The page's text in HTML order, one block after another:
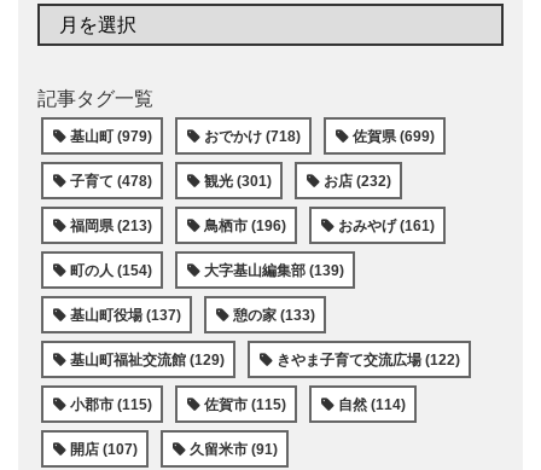
記事タグ一覧
基山町 (979) おでかけ (718) 佐賀県 (699)
子育て (478) 観光 (301) お店 (232)
福岡県 (213) 鳥栖市 (196) おみやげ (161)
町の人 (154) 大字基山編集部 (139)
基山町役場 (137) 憩の家 (133)
基山町福祉交流館 (129) きやま子育て交流広場 (122)
小郡市 (115) 佐賀市 (115) 自然 (114)
開店 (107) 久留米市 (91)